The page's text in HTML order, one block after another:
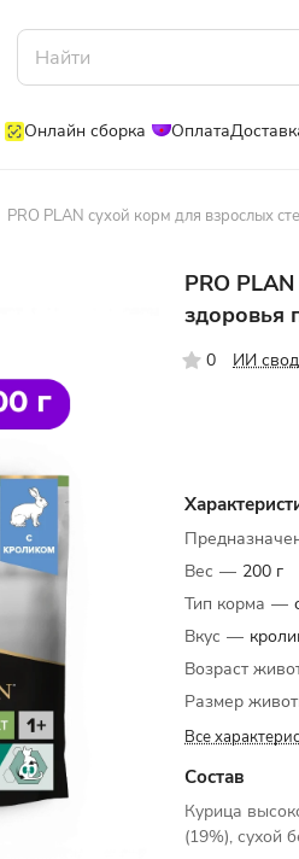
Онлайн сборка Оплата
PRO PLAN сухой корм для взрослых
PRO
здоровья
0 ИИ
Вес — 200 г
Тип корма —
Вкус —
Возраст
Размер
Все
Состав
Курица
(19%), сухой